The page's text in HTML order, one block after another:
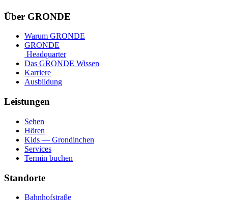
Über GRONDE
Warum GRONDE
GRONDE
Headquarter
Das GRONDE Wissen
Karriere
Ausbildung
Leistungen
Sehen
Hören
Kids — Grondinchen
Services
Termin buchen
Standorte
Bahnhofstraße